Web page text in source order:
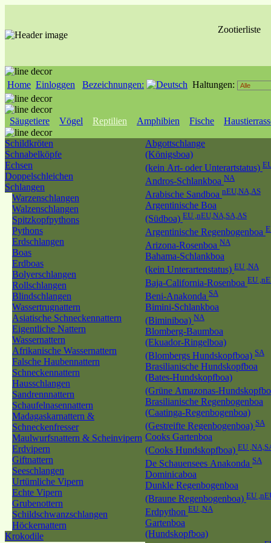
Zootierliste
Home Einloggen Bezeichnungen: Haltungen:
Säugetiere Vögel Reptilien Amphibien Fische
Schildkröten
Schnabelköpfe
Echsen
Doppelschleichen
Schlangen
Warzenschlangen
Walzenschlangen
Spitzkopfpythons
Pythons
Erdschlangen
Boas
Erdboas
Bolyerschlangen
Rollschlangen
Blindschlangen
Wassertrugnattern
Asiatische Schneckennattern
Eigentliche Nattern
Wassernattern
Afrikanische Wassernattern
Falsche Haubennattern
Schneckennattern
Hausschlangen
Sandrennnattern
Schaufelnasennattern
Madagaskarnattern &
Schneckenfresser
Maulwurfsnattern & Scheinvipern
Erdvipern
Giftnattern
Seeschlangen
Urtümliche Vipern
Echte Vipern
Grubenottern
Schildschwanzschlangen
Höckernattern
Krokodile
Abgottschlange
(Königsboa)
(kein Art- oder Unterartstatus)
Andros-Schlankboa NA
Arabische Sandboa nEU,NA,AS
Argentinische Boa
(Südboa) EU ,nEU,NA,SA,AS
Argentinische Regenbogenboa
Arizona-Rosenboa NA
Bahama-Schlankboa
(kein Unterartenstatus) EU ,NA
Baja-California-Rosenboa EU
Beni-Anakonda SA
Bimini-Schlankboa
(Biminiboa) NA
Blomberg-Baumboa
(Ekuador-Ringelboa)
(Blombergs Hundskopfboa) SA
Brasilianische Hundskopfboa
(Bates-Hundskopfboa)
(Grüne Amazonas-
Brasilianische Regenbogenboa
(Caatinga-Regenbogenboa)
(Gestreifte Regenbogenboa) SA
Cooks Gartenboa
(Cooks Hundskopfboa) EU
De Schauensees Anakonda SA
Dominicaboa
Dunkle Regenbogenboa
(Braune Regenbogenboa) EU
Erdpython EU ,NA
Gartenboa
(Hundskopfboa)